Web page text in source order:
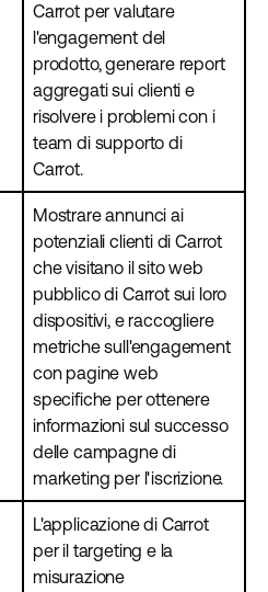
Carrot per valutare
l'engagement del
prodotto, generare report
aggregati sui clienti e
risolvere i problemi con i
team di supporto di
Carrot.
Mostrare annunci ai
potenziali clienti di Carrot
che visitano il sito web
pubblico di Carrot sui loro
dispositivi, e raccogliere
metriche sull'engagement
con pagine web
specifiche per ottenere
informazioni sul successo
delle campagne di
marketing per l'iscrizione.
L'applicazione di Carrot
per il targeting e la
misurazione